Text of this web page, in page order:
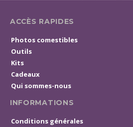
ACCÈS RAPIDES
Photos comestibles
Outils
Kits
Cadeaux
Qui sommes-nous
INFORMATIONS
Conditions générales